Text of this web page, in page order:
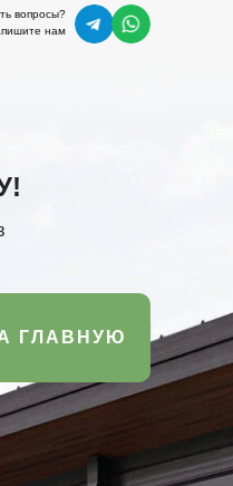
ГЛАВНУЮ
вопросы?
нам